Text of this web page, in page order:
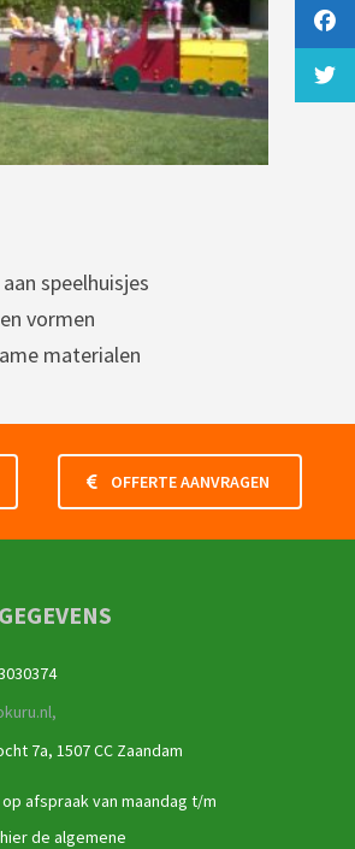
speelhuisjes
vormen
materialen
OFFERTE AANVRAGEN
7a, 1507 CC Zaandam
afspraak van maandag t/m
de algemene